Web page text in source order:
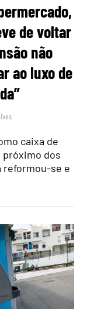
de voltar
não
ao luxo de
caixa de
próximo dos
reformou-se e